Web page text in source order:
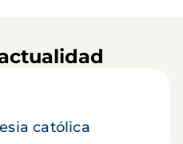
católica